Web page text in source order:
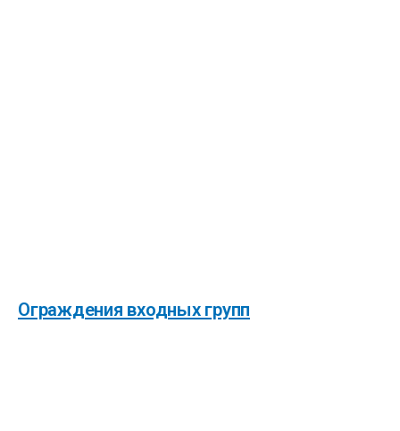
Ограждения входных групп